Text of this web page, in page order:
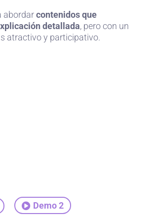
abordarcontenidos que
detallada, pero con un
atractivo y participativo.
Demo 2